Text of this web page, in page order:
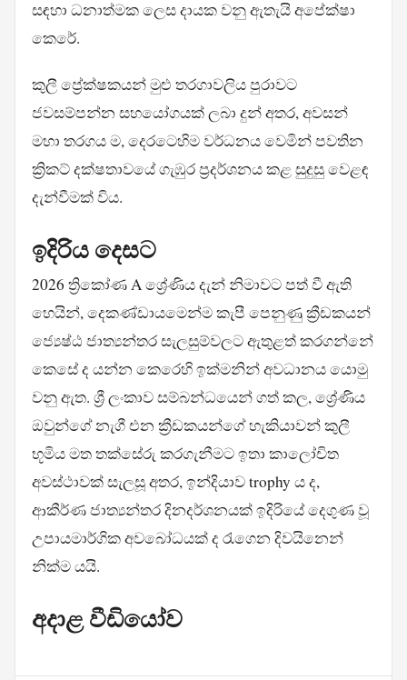
සඳහා ධනාත්මක ලෙස දායක වනු ඇතැයි අපේක්ෂා
කෙරේ.
කුලී ප්‍රේක්ෂකයන් මුළු තරගාවලිය පුරාවට
ජවසම්පන්න සහයෝගයක් ලබා දුන් අතර, අවසන්
මහා තරගය ම, දෙරටෙහිම වර්ධනය වෙමින් පවතින
ක්‍රිකට් දක්ෂතාවයේ ගැඹුර ප්‍රදර්ශනය කළ සුදුසු වෙළඳ
දැන්වීමක් විය.
ඉදිරිය දෙසට
2026 ත්‍රිකෝණ A ශ්‍රේණිය දැන් නිමාවට පත් වී ඇති
හෙයින්, දෙකණ්ඩායමෙන්ම කැපී පෙනුණු ක්‍රීඩකයන්
ජ්‍යෙෂ්ඨ ජාත්‍යන්තර සැලසුම්වලට ඇතුළත් කරගන්නේ
කෙසේ ද යන්න කෙරෙහි ඉක්මනින් අවධානය යොමු
වනු ඇත. ශ්‍රී ලංකාව සම්බන්ධයෙන් ගත් කල, ශ්‍රේණිය
ඔවුන්ගේ නැගී එන ක්‍රීඩකයන්ගේ හැකියාවන් කුලී
භූමිය මත තක්සේරු කරගැනීමට ඉතා කාලෝචිත
අවස්ථාවක් සැලසූ අතර, ඉන්දියාව trophy ය ද,
ආකීර්ණ ජාත්‍යන්තර දිනදර්ශනයක් ඉදිරියේ දෙගුණ වූ
උපායමාර්ගික අවබෝධයක් ද රැගෙන දිවයිනෙන්
නික්ම යයි.
අදාළ වීඩියෝව